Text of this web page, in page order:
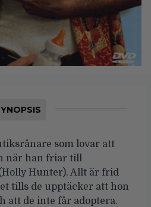
som lovar att
när han friar till
Hunter). Allt är frid
tills de upptäcker att hon
att de inte får adoptera.